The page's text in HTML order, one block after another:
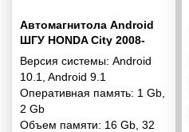
Автомагнитола Android
ШГУ HONDA City 2008-
2014; Ballade 2011-2014
(Manual Air-Conditioning /
Grey) 7“
Версия системы: Android
10.1
Android 9.1
Оперативная память: 1 Gb
2 Gb
Объем памяти: 16 Gb 32